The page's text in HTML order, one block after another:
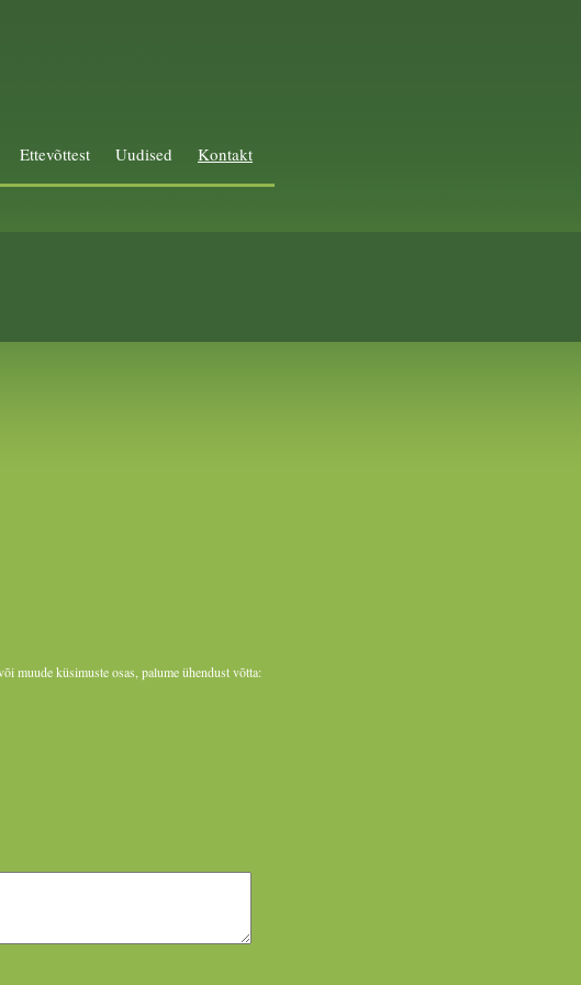
Ettevõttest Uudised Kontakt
muude küsimuste osas, palume ühendust võtta: